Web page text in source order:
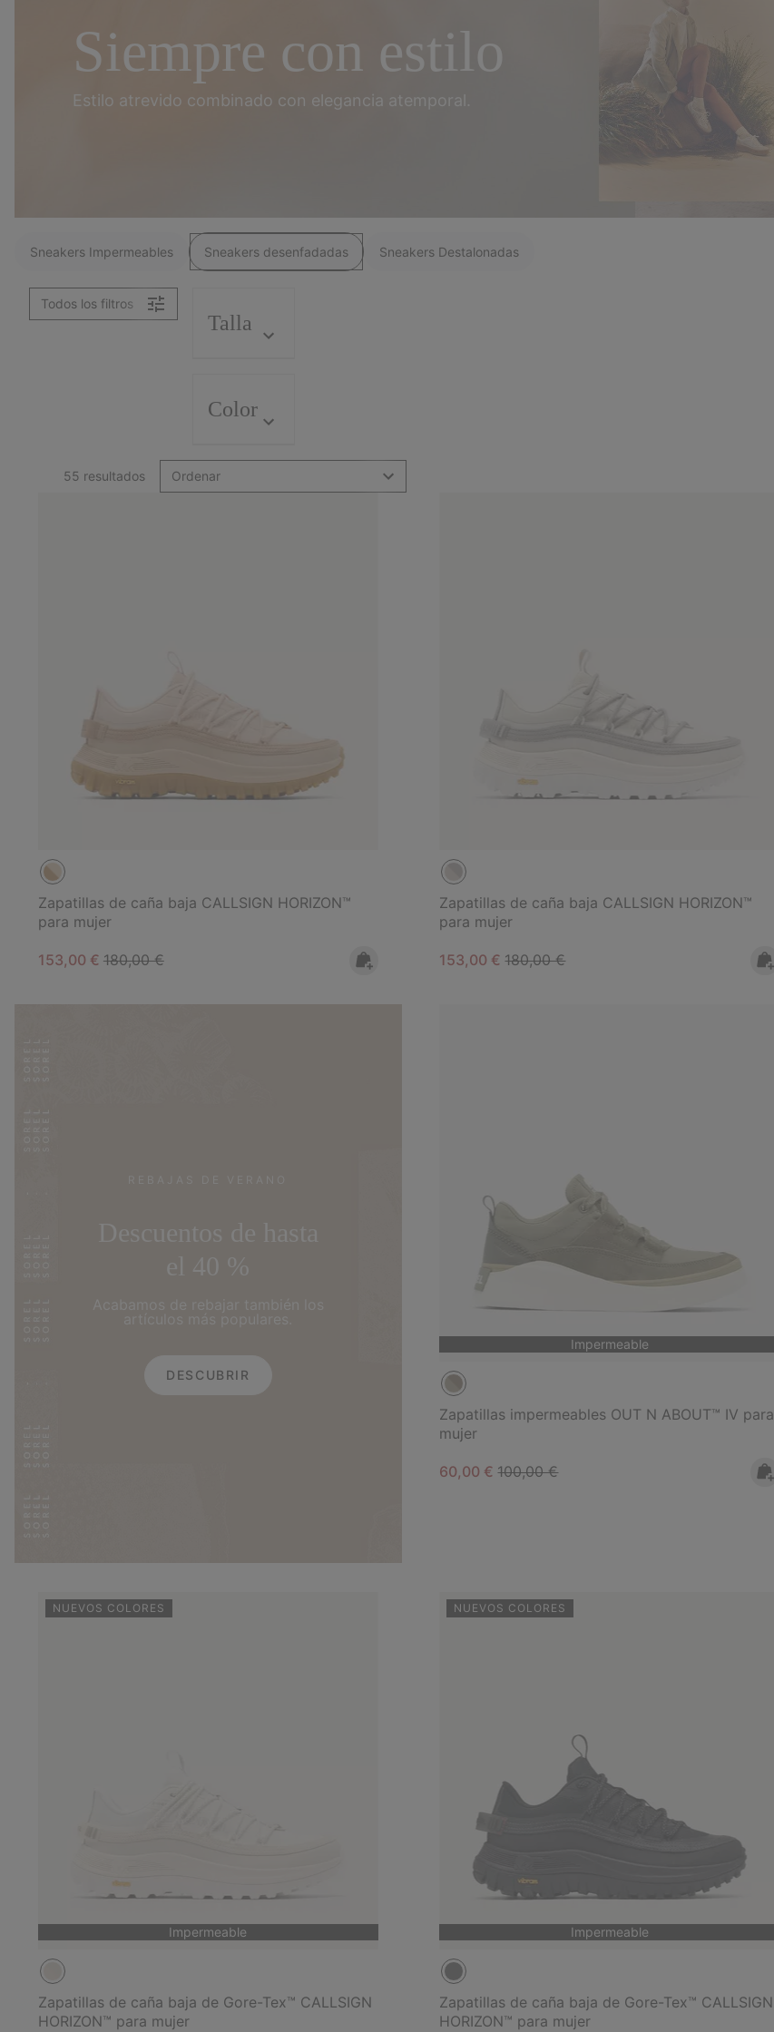
Siempre con estilo
Estilo atrevido combinado con elegancia atemporal.
Sneakers Impermeables Sneakers desenfadadas Sneakers Destalonadas
Todos los filtros
Talla
Color
55 resultados Ordenar
Zapatillas de caña baja CALLSIGN HORIZON™
para mujer
Sale price:
153,00 € Regular price:
180,00 €
Zapatillas de caña baja CALLSIGN HORIZON™
para mujer
Sale price:
153,00 €Regular price:
180,00 €
DESCUBRIR
Impermeable
Zapatillas impermeables OUT N ABOUT™ IV para
mujer
Sale price:
60,00 €Regular price:
100,00 €
NUEVOS COLORES
Impermeable
Zapatillas de caña baja de Gore-Tex™ CALLSIGN
HORIZON™ para mujer
NUEVOS COLORES
Impermeable
Zapatillas de caña baja de Gore-Tex™ CALLSIGN
HORIZON™ para mujer